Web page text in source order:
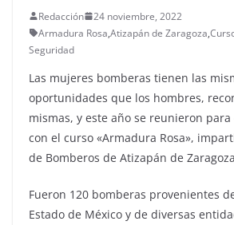
Redacción
24 noviembre, 2022
Armadura Rosa,Atizapán de Zaragoza,
Seguridad
Las mujeres bomberas tienen las
oportunidades que los hombres,
mismas, y este año se reunieron
con el curso «Armadura Rosa»,
de Bomberos de Atizapán de
Fueron 120 bomberas provenientes
Estado de México y de diversas